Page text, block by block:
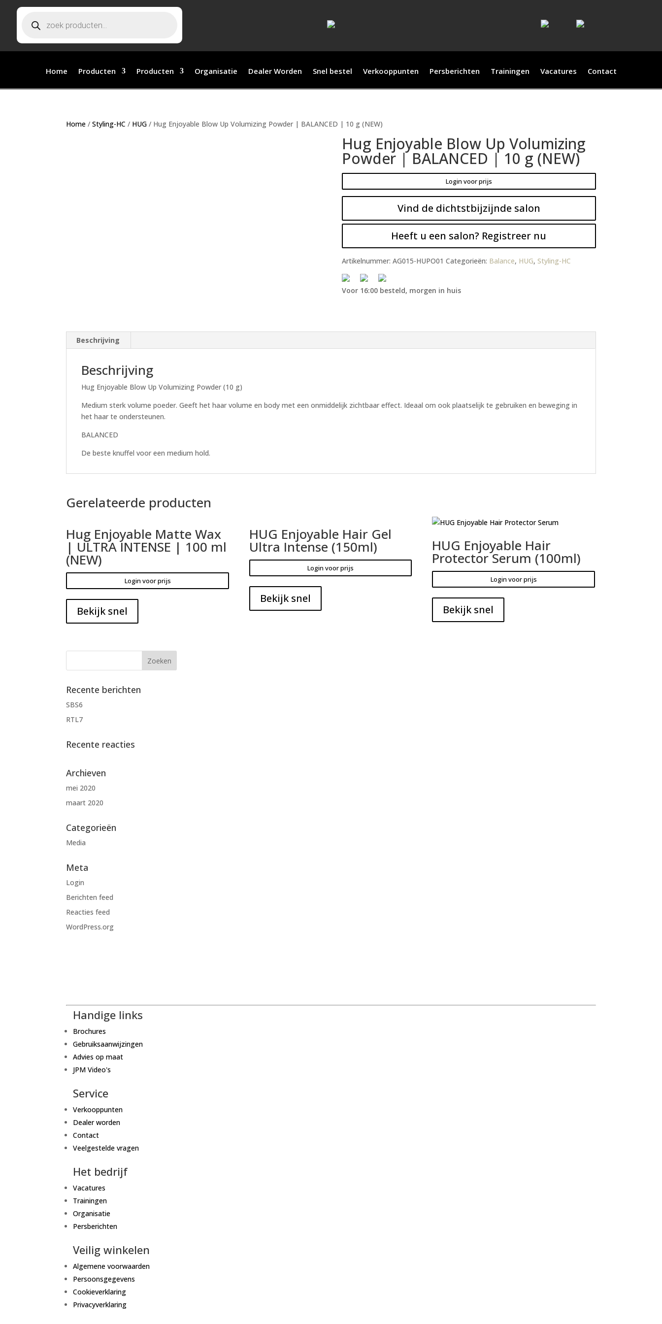
Home Producten Producten Organisatie Dealer Worden Snel bestel Verkooppunten Persberichten Trainingen Vacatures Contact
Home /Styling-HC / HUG / Hug Enjoyable Blow Up Volumizing Powder | BALANCED | 10 g (NEW)
Hug Enjoyable Blow Up Volumizing
Powder | BALANCED | 10 g (NEW)
Login voor prijs
Vind de dichtstbijzijnde salon
Heeft u een salon? Registreer nu
Artikelnummer: AG015-HUPO01 Categorieën: Balance, HUG, Styling-HC
Voor 16:00 besteld, morgen in huis
Beschrijving
Beschrijving
Hug Enjoyable Blow Up Volumizing Powder (10 g)
Medium sterk volume poeder. Geeft het haar volume en body met een onmiddelijk zichtbaar effect. Ideaal om ook plaatselijk te gebruiken en beweging in
het haar te ondersteunen.
BALANCED
De beste knuffel voor een medium hold.
Gerelateerde producten
Hug Enjoyable Matte Wax
| ULTRA INTENSE | 100 ml
(NEW)
Login voor prijs
Bekijk snel
HUG Enjoyable Hair Gel
Ultra Intense (150ml)
Login voor prijs
Bekijk snel
HUG Enjoyable Hair
Protector Serum (100ml)
Login voor prijs
Bekijk snel
Recente berichten
SBS6
RTL7
Recente reacties
Archieven
mei 2020
maart 2020
Categorieën
Media
Meta
Login
Berichten feed
Reacties feed
WordPress.org
Handige links
Brochures
Gebruiksaanwijzingen
Advies op maat
JPM Video's
Service
Verkooppunten
Dealer worden
Contact
Veelgestelde vragen
Het bedrijf
Vacatures
Trainingen
Organisatie
Persberichten
Veilig winkelen
Algemene voorwaarden
Persoonsgegevens
Cookieverklaring
Privacyverklaring